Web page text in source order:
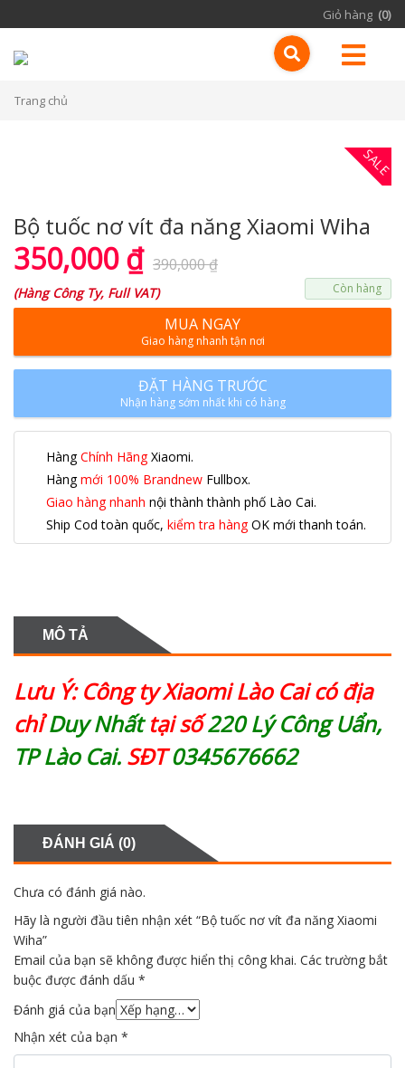
Giỏ hàng (0)
Trang chủ
SALE
Bộ tuốc nơ vít đa năng Xiaomi Wiha
350,000₫ 390,000₫
(Hàng Công Ty, Full VAT) Còn hàng
MUA NGAY
Giao hàng nhanh tận nơi
ĐẶT HÀNG TRƯỚC
Nhận hàng sớm nhất khi có hàng
HàngChính HãngXiaomi.
Hàngmới 100% Brandnew Fullbox.
Giao hàng nhanh nội thành thành phố Lào Cai.
Ship Cod toàn quốc, kiểm tra hàngOK mới thanh toán.
MÔ TẢ
Lưu Ý: Công ty Xiaomi Lào Cai có địa
chỉDuy Nhấttại số220 Lý Công Uẩn,
TP Lào Cai. SĐT0345676662
ĐÁNH GIÁ (0)
Chưa có đánh giá nào.
Hãy là người đầu tiên nhận xét “Bộ tuốc nơ vít đa năng Xiaomi
Wiha”
Email của bạn sẽ không được hiển thị công khai. Các trường bắt
buộc được đánh dấu *
Đánh giá của bạn
Nhận xét của bạn *